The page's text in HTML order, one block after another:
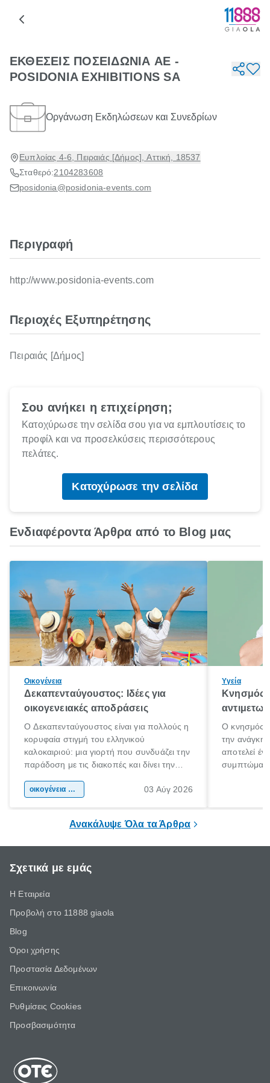
ΕΚΘΕΣΕΙΣ ΠΟΣΕΙΔΩΝΙΑ AE -
POSIDONIA EXHIBITIONS SA
Οργάνωση Εκδηλώσεων και Συνεδρίων
Ευπλοίας 4-6, Πειραιάς [Δήμος], Αττική, 18537
Σταθερό:2104283608
posidonia@posidonia-events.com
Περιγραφή
http://www.posidonia-events.com
Περιοχές Εξυπηρέτησης
Πειραιάς [Δήμος]
Σου ανήκει η επιχείρηση;
Κατοχύρωσε την σελίδα σου για να εμπλουτίσεις το
προφίλ και να προσελκύσεις περισσότερους
πελάτες.
Κατοχύρωσε την σελίδα
Ενδιαφέροντα Άρθρα από το Blog μας
Οικογένεια
Δεκαπενταύγουστος: Ιδέες για
οικογενειακές αποδράσεις
Ο Δεκαπενταύγουστος είναι για πολλούς η
κορυφαία στιγμή του ελληνικού
καλοκαιριού: μια γιορτή που συνδυάζει την
παράδοση με τις διακοπές και δίνει την
χώρας. Είτε πρόκειται για λίγες μέρες
οικογένεια & παιδί 03 Αύγ 2026
Υγεία
Κνησμός:
Ο κνησμός
την ανάγκη
αποτελεί
Ανακάλυψε Όλα τα Άρθρα
Σχετικά με εμάς
Η Εταιρεία
Προβολή στο 11888 giaola
Blog
Όροι χρήσης
Προστασία Δεδομένων
Επικοινωνία
Ρυθμίσεις Cookies
Προσβασιμότητα